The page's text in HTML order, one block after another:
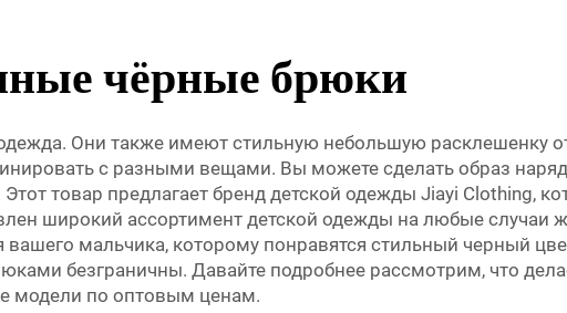
чёрные брюки
Они также имеют стильную небольшую расклешенку
с разными вещами. Вы можете сделать образ
товар предлагает бренд детской одежды Jiayi Clothing,
широкий ассортимент детской одежды на любые случаи
мальчика, которому понравятся стильный черный
безграничны. Давайте подробнее рассмотрим, что
модели по оптовым ценам.